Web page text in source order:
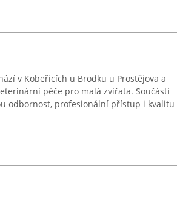
v Kobeřicích u Brodku u Prostějova a
péče pro malá zvířata. Součástí
odbornost, profesionální přístup i kvalitu